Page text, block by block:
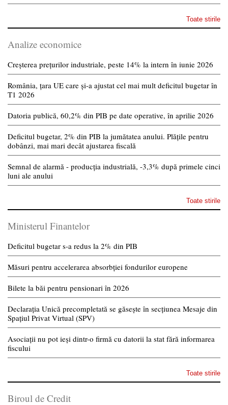
Toate stirile
Analize economice
Creșterea prețurilor industriale, peste 14% la intern în iunie 2026
România, țara UE care și-a ajustat cel mai mult deficitul bugetar în
T1 2026
Datoria publică, 60,2% din PIB pe date operative, în aprilie 2026
Deficitul bugetar, 2% din PIB la jumătatea anului. Plățile pentru
dobânzi, mai mari decât ajustarea fiscală
Semnal de alarmă - producția industrială, -3,3% după primele cinci
luni ale anului
Toate stirile
Ministerul Finantelor
Deficitul bugetar s-a redus la 2% din PIB
Măsuri pentru accelerarea absorbției fondurilor europene
Bilete la băi pentru pensionari în 2026
Declarația Unică precompletată se găsește în secțiunea Mesaje din
Spațiul Privat Virtual (SPV)
Asociații nu pot ieși dintr-o firmă cu datorii la stat fără informarea
fiscului
Toate stirile
Biroul de Credit